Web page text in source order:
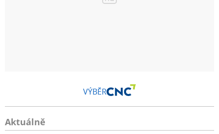
VÝBĚR
Aktuálně